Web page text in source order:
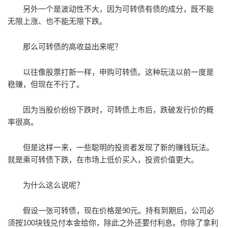
另外一个是波动性不大，因为可转债有债的成分，既不能
无限上涨、也不能无限下跌。
那么可转债的高收益出来呢？
以往像股票打新一样，申购可转债。这种玩法以前一度是
稳赚，但现在不行了。
因为当股价纷纷下跌时，可转债上市后，跌破发行价的概
率很高。
但是这样一来，一些聪明的投资者发现了新的赚钱玩法。
就是乘可转债下跌，在市场上低价买入，投资价值更大。
为什么这么说呢？
假设一张可转债，现在价格是90元。持有到期后，公司必
须按100块钱兑付本金给你，除此之外还要付利息。你除了拿利